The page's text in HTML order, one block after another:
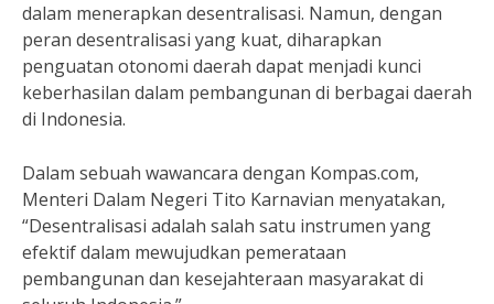
dalam menerapkan desentralisasi. Namun, dengan
peran desentralisasi yang kuat, diharapkan
penguatan otonomi daerah dapat menjadi kunci
keberhasilan dalam pembangunan di berbagai daerah
di Indonesia.
Dalam sebuah wawancara dengan Kompas.com,
Menteri Dalam Negeri Tito Karnavian menyatakan,
“Desentralisasi adalah salah satu instrumen yang
efektif dalam mewujudkan pemerataan
pembangunan dan kesejahteraan masyarakat di